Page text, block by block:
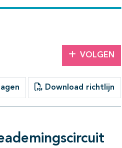
VOLGEN
Download richtlijn